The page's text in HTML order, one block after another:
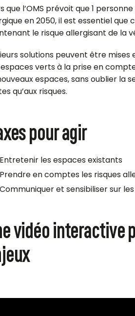
que l’OMS prévoit que 1
en 2050, il est essentiel
le risque allergisant de la
solutions peuvent être
verts à la prise en
espaces, sans oublier la
qu’aux risques.
pour agir
Entretenir les espaces existants
Prendre en comptes les risques
Communiquer et sensibiliser sur
vidéo interactive